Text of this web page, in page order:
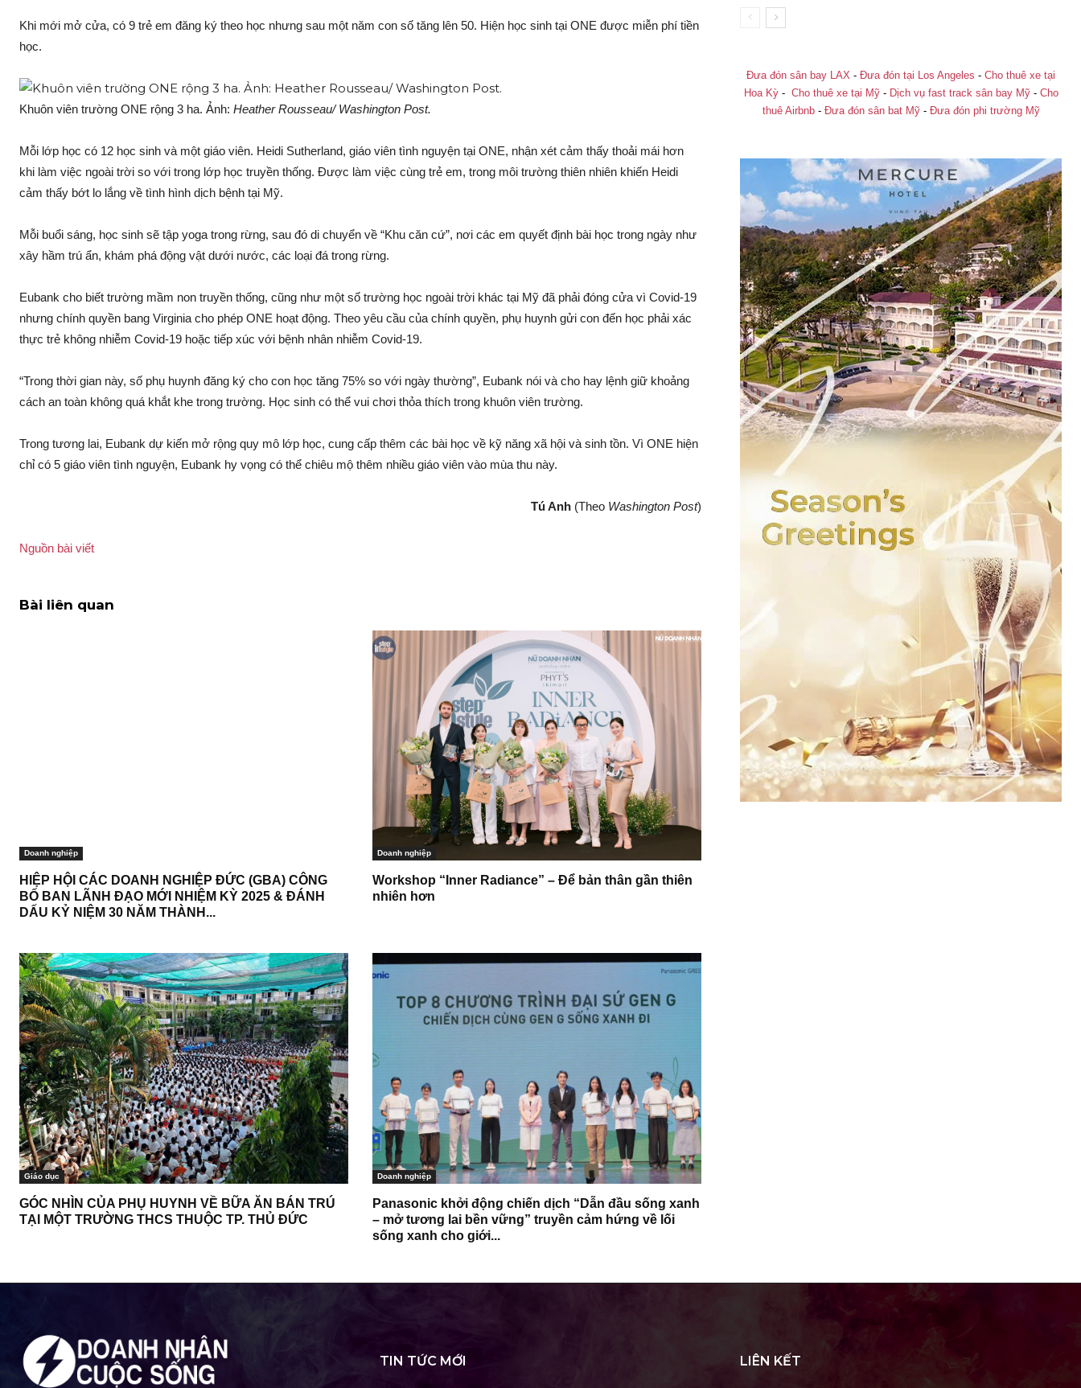
Khi mới mở cửa, có 9 trẻ em đăng ký theo học nhưng sau một năm con số tăng lên 50. Hiện học sinh tại ONE được miễn phí tiền
học.
Khuôn viên trường ONE rộng 3 ha. Ảnh: Heather Rousseau/ Washington Post.
Mỗi lớp học có 12 học sinh và một giáo viên. Heidi Sutherland, giáo viên tình nguyện tại ONE, nhận xét cảm thấy thoải mái hơn
khi làm việc ngoài trời so với trong lớp học truyền thống. Được làm việc cùng trẻ em, trong môi trường thiên nhiên khiến Heidi
cảm thấy bớt lo lắng về tình hình dịch bệnh tại Mỹ.
Mỗi buổi sáng, học sinh sẽ tập yoga trong rừng, sau đó di chuyển về “Khu căn cứ”, nơi các em quyết định bài học trong ngày như
xây hầm trú ẩn, khám phá động vật dưới nước, các loại đá trong rừng.
Eubank cho biết trường mầm non truyền thống, cũng như một số trường học ngoài trời khác tại Mỹ đã phải đóng cửa vì Covid-19
nhưng chính quyền bang Virginia cho phép ONE hoạt động. Theo yêu cầu của chính quyền, phụ huynh gửi con đến học phải xác
thực trẻ không nhiễm Covid-19 hoặc tiếp xúc với bệnh nhân nhiễm Covid-19.
“Trong thời gian này, số phụ huynh đăng ký cho con học tăng 75% so với ngày thường”, Eubank nói và cho hay lệnh giữ khoảng
cách an toàn không quá khắt khe trong trường. Học sinh có thể vui chơi thỏa thích trong khuôn viên trường.
Trong tương lai, Eubank dự kiến mở rộng quy mô lớp học, cung cấp thêm các bài học về kỹ năng xã hội và sinh tồn. Vì ONE hiện
chỉ có 5 giáo viên tình nguyện, Eubank hy vọng có thể chiêu mộ thêm nhiều giáo viên vào mùa thu này.
Tú Anh (Theo Washington Post)
Nguồn bài viết
Bài liên quan
Doanh nghiệp
HIỆP HỘI CÁC DOANH NGHIỆP ĐỨC (GBA) CÔNG
BỐ BAN LÃNH ĐẠO MỚI NHIỆM KỲ 2025 & ĐÁNH
DẤU KỶ NIỆM 30 NĂM THÀNH...
Doanh nghiệp
Workshop “Inner Radiance” – Để bản thân gần thiên
nhiên hơn
Giáo dục
GÓC NHÌN CỦA PHỤ HUYNH VỀ BỮA ĂN BÁN TRÚ
TẠI MỘT TRƯỜNG THCS THUỘC TP. THỦ ĐỨC
Doanh nghiệp
Panasonic khởi động chiến dịch “Dẫn đầu sống xanh
– mở tương lai bền vững” truyền cảm hứng về lối
sống xanh cho giới...
Đưa đón sân bay LAX - Đưa đón tại Los Angeles - Cho thuê xe tại
Hoa Kỳ- Cho thuê xe tại Mỹ- Dịch vụ fast track sân bay Mỹ- Cho
thuê Airbnb- Đưa đón sân bat Mỹ- Đưa đón phi trường Mỹ
TIN TỨC MỚI LIÊN KẾT